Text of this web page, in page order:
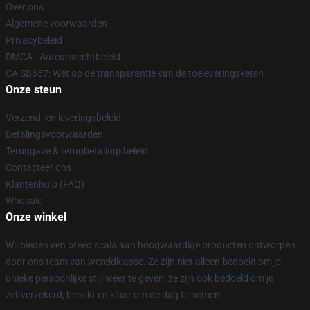
Over ons
Algemene voorwaarden
Privacybeleid
DMCA - Auteursrechtbeleid
CA SB657: Wet op de transparantie van de toeleveringsketen
Onze steun
Verzend- en leveringsbeleid
Betalingsvoorwaarden
Teruggave & terugbetalingsbeleid
Contacteer ons
Klantenhulp (FAQ)
Whosale
Onze winkel
Wij bieden een breed scala aan hoogwaardige producten ontworpen
door ons team van wereldklasse. Ze zijn niet alleen bedoeld om je
unieke persoonlijke stijl weer te geven; ze zijn ook bedoeld om je
zelfverzekerd, bereikt en klaar om de dag te nemen.